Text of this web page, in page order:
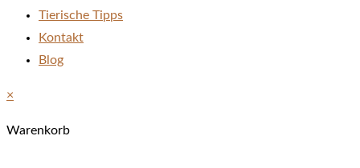
Tierische Tipps
Kontakt
Blog
×
Warenkorb